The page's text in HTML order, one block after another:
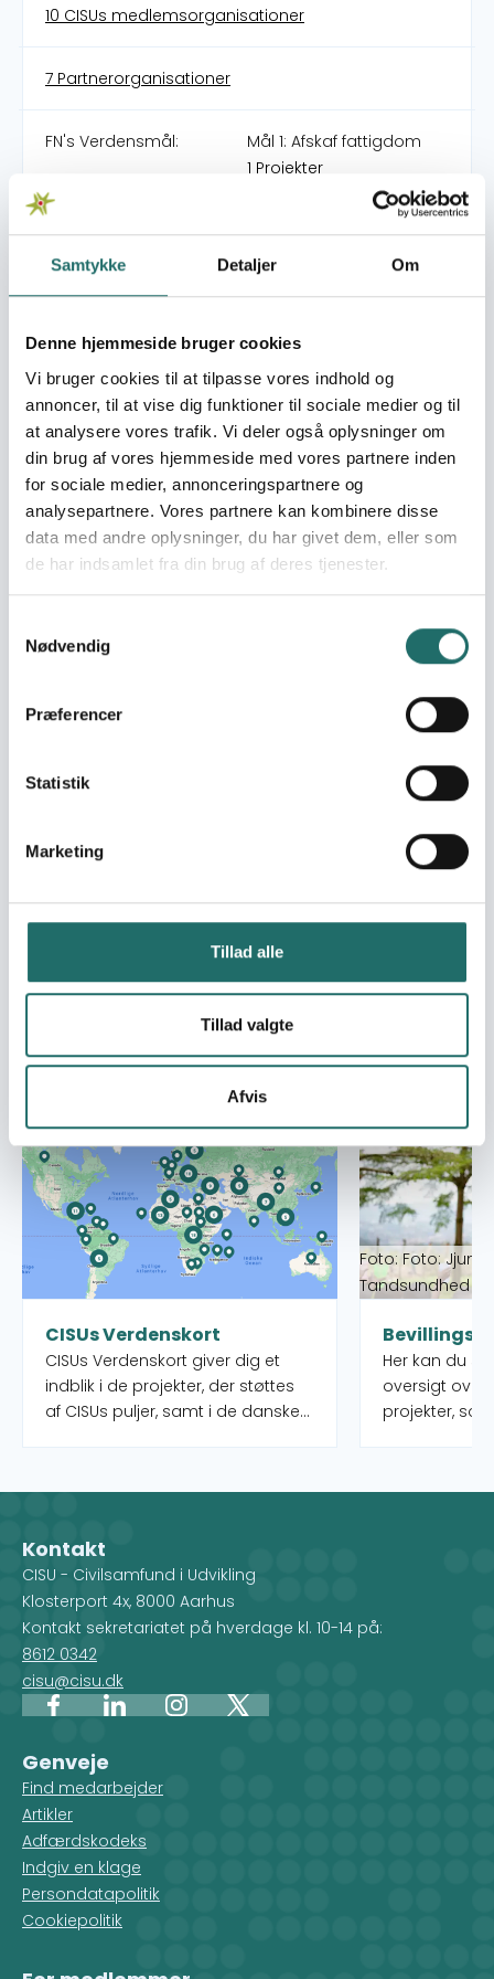
Samtykke Detaljer Om
Denne hjemmeside bruger cookies
Vi bruger cookies til at tilpasse vores indhold og
annoncer, til at vise dig funktioner til sociale medier og til
at analysere vores trafik. Vi deler også oplysninger om
din brug af vores hjemmeside med vores partnere inden
for sociale medier, annonceringspartnere og
analysepartnere. Vores partnere kan kombinere disse
data med andre oplysninger, du har givet dem, eller som
de har indsamlet fra din brug af deres tjenester.
Nødvendig
Præferencer
Statistik
Marketing
Tillad alle
Tillad valgte
Afvis
10 CISUs medlemsorganisationer
7 Partnerorganisationer
FN's Verdensmål:
Mål 1: Afskaf fattigdom
1 Projekter
Mål 3: Sundhed og trivsel
2 Projekter
Mål 4:
Kvalitetsuddannelse
kønnene
10 Projekter
Mål 8: Anstændige jobs
og økonomisk vækst
2 Projekter
Mål 10: Mindre ulighed
5 Projekter
Mål 16: Fred, retfærdighed
og stærke institutioner
Mål 17: Partnerskaber for
8 Projekter
Se også
CISUs Verdenskort
CISUs Verdenskort giver dig et
indblik i de projekter, der støttes
af CISUs puljer, samt i de danske
Når du vælger et land på kortet,
forskellige projekter, men du ser
også, hvilke CISU-
medlemsorganisationer, der
arbejder i det pågældende land.
Foto: Foto:
Tandsundhed
Her kan du
oversigt over
projekter,
kan desuden
Kontakt
CISU - Civilsamfund i Udvikling
Klosterport 4x, 8000 Aarhus
Kontakt sekretariatet på hverdage kl. 10-14 på:
8612 0342
cisu@cisu.dk
FacebookLinkedInInstagram
X
Genveje
Find medarbejder
Artikler
Adfærdskodeks
Indgiv en klage
Persondatapolitik
Cookiepolitik